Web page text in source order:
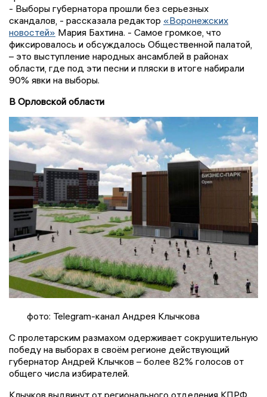
- Выборы губернатора прошли без серьезных
скандалов, - рассказала редактор «Воронежских
новостей» Мария Бахтина. - Самое громкое, что
фиксировалось и обсуждалось Общественной палатой,
– это выступление народных ансамблей в районах
области, где под эти песни и пляски в итоге набирали
90% явки на выборы.
В Орловской области
фото: Telegram-канал Андрея Клычкова
C пролетарским размахом одерживает сокрушительную
победу на выборах в своём регионе действующий
губернатор Андрей Клычков – более 82% голосов от
общего числа избирателей.
Клычков выдвинут от регионального отделения КПРФ.